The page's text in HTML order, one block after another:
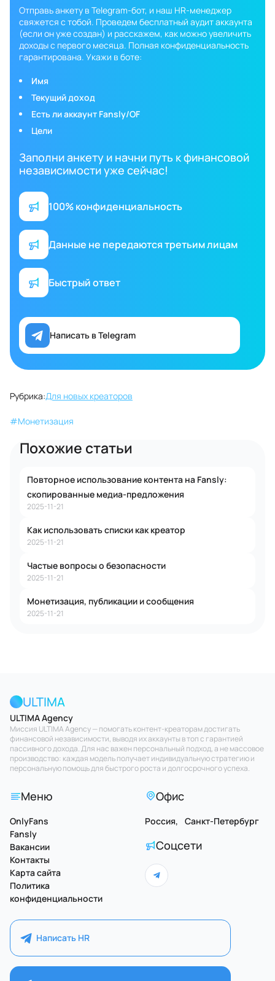
Отправь анкету в Telegram-бот, и наш HR-менеджер
свяжется с тобой. Проведем бесплатный аудит аккаунта
(если он уже создан) и расскажем, как можно увеличить
доходы с первого месяца. Полная конфиденциальность
гарантирована. Укажи в боте:
Имя
Текущий доход
Есть ли аккаунт Fansly/OF
Цели
Заполни анкету и начни путь к финансовой
независимости уже сейчас!
100% конфиденциальность
Данные не передаются третьим лицам
Быстрый ответ
Написать в Telegram
Рубрика:Для новых креаторов
#Монетизация
Похожие статьи
Повторное использование контента на Fansly:
скопированные медиа-предложения
2025-11-21
Как использовать списки как креатор
2025-11-21
Частые вопросы о безопасности
2025-11-21
Монетизация, публикации и сообщения
2025-11-21
ULTIMA
ULTIMA Agency
Миссия ULTIMA Agency — помогать контент-креаторам достигать
финансовой независимости, выводя их аккаунты в топ с гарантией
пассивного дохода. Для нас важен персональный подход, а не массовое
производство: каждая модель получает индивидуальную стратегию и
персональную помощь для быстрого роста и долгосрочного успеха.
Меню
OnlyFans
Fansly
Вакансии
Контакты
Карта сайта
Политика
конфиденциальности
Офис
Россия, Санкт-Петербург
Соцсети
Написать HR